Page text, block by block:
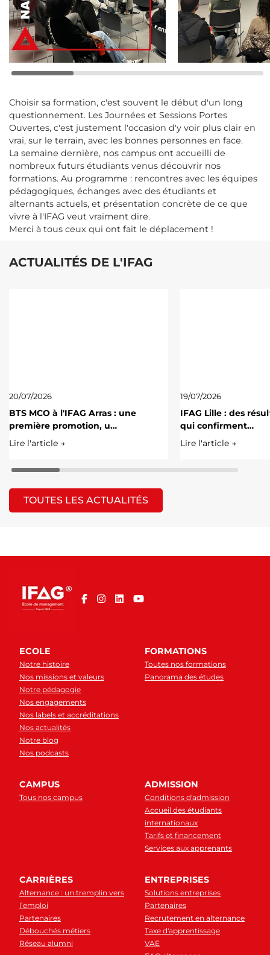
Choisir sa formation, c'est souvent le début d'un long
questionnement. Les Journées et Sessions Portes
Ouvertes, c'est justement l'occasion d'y voir plus clair en
vrai, sur le terrain, avec les bonnes personnes en face.
La semaine dernière, nos campus ont accueilli de
nombreux futurs étudiants venus découvrir nos
formations. Au programme : rencontres avec les équipes
pédagogiques, échanges avec des étudiants et
alternants actuels, et présentation concrète de ce que
vivre à l'IFAG veut vraiment dire.
Merci à tous ceux qui ont fait le déplacement !
ACTUALITÉS DE L'IFAG
20/07/2026
BTS MCO à l'IFAG Arras : une
première promotion, u…
Lire l'article →
19/07/2026
IFAG Lille : des
qui confirment…
Lire l'article →
TOUTES LES ACTUALITÉS
ECOLE
Notre histoire
Nos missions et valeurs
Notre pédagogie
Nos engagements
Nos labels et accréditations
Nos actualités
Notre blog
Nos podcasts
FORMATIONS
Toutes nos formations
Panorama des études
CAMPUS
Tous nos campus
ADMISSION
Conditions d'admission
Accueil des étudiants
internationaux
Tarifs et financement
Services aux apprenants
CARRIÈRES
Alternance : un tremplin vers
l’emploi
Partenaires
Débouchés métiers
Réseau alumni
ENTREPRISES
Solutions entreprises
Partenaires
Recrutement en alternance
Taxe d'apprentissage
VAE